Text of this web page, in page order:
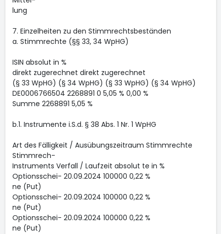
lung
7. Einzelheiten zu den Stimmrechtsbeständen
a. Stimmrechte (§§ 33, 34 WpHG)
ISIN absolut in %
direkt zugerechnet direkt zugerechnet
(§ 33 WpHG) (§ 34 WpHG) (§ 33 WpHG) (§ 34 WpHG)
DE0006766504 2268891 0 5,05 % 0,00 %
Summe 2268891 5,05 %
b.1. Instrumente i.S.d. § 38 Abs. 1 Nr. 1 WpHG
Art des Fälligkeit / Ausübungszeitraum Stimmrechte
Stimmrech-
Instruments Verfall / Laufzeit absolut te in %
Optionsschei- 20.09.2024 100000 0,22 %
ne (Put)
Optionsschei- 20.09.2024 100000 0,22 %
ne (Put)
Optionsschei- 20.09.2024 100000 0,22 %
ne (Put)